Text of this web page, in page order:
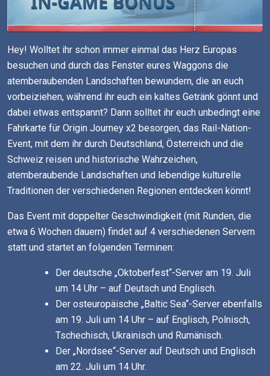
Hey! Wolltet ihr schon immer einmal das Herz Europas
besuchen und durch das Fenster eures Waggons die
atemberaubenden Landschaften bewundern, die an euch
vorbeiziehen, während ihr euch ein kaltes Getränk gönnt und
dabei etwas entspannt? Dann solltet ihr euch unbedingt eine
Fahrkarte für Origin Journey x2 besorgen, das Rail-Nation-
Event, mit dem ihr durch Deutschland, Österreich und die
Schweiz reisen und historische Wahrzeichen,
atemberaubende Landschaften und lebendige kulturelle
Traditionen der verschiedenen Regionen entdecken könnt!
Das Event mit doppelter Geschwindigkeit (mit Runden, die
etwa 6 Wochen dauern) findet auf 4 verschiedenen Servern
statt und startet an folgenden Terminen:
Der deutsche „Oktoberfest“-Server am 19. Juli
um 14 Uhr – auf Deutsch und Englisch.
Der osteuropäische „Baltic Sea“-Server ebenfalls
am 19. Juli um 14 Uhr – auf Englisch, Polnisch,
Tschechisch, Ukrainisch und Rumänisch.
Der „Nordsee“-Server auf Deutsch und Englisch
am 22. Juli um 14 Uhr.